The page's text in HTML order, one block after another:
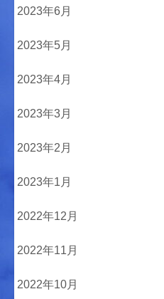
2023年6月
2023年5月
2023年4月
2023年3月
2023年2月
2023年1月
2022年12月
2022年11月
2022年10月